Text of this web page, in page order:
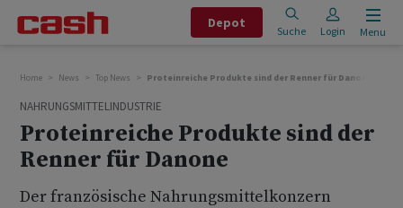
Depot
Suche Login Menu
Home News Top News Proteinreiche Produkte sind der Renner für Danone
NAHRUNGSMITTELINDUSTRIE
Proteinreiche Produkte sind der
Renner für Danone
Der französische Nahrungsmittelkonzern